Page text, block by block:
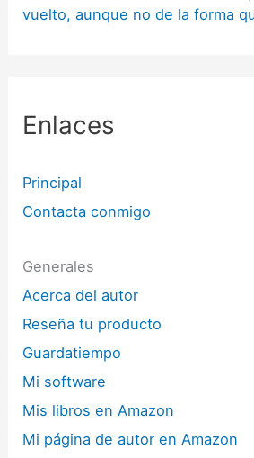
vuelto, aunque no de la forma
Enlaces
Principal
Contacta conmigo
Generales
Acerca del autor
Reseña tu producto
Guardatiempo
Mi software
Mis libros en Amazon
Mi página de autor en Amazon